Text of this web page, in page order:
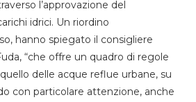
l’approvazione del
idrici. Un riordino
hanno spiegato il consigliere
“che offre un quadro di regole
delle acque reflue urbane, su
con particolare attenzione, anche